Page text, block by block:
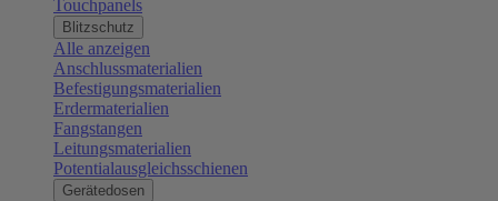
Touchpanels
Blitzschutz
Alle anzeigen
Anschlussmaterialien
Befestigungsmaterialien
Erdermaterialien
Fangstangen
Leitungsmaterialien
Potentialausgleichsschienen
Gerätedosen